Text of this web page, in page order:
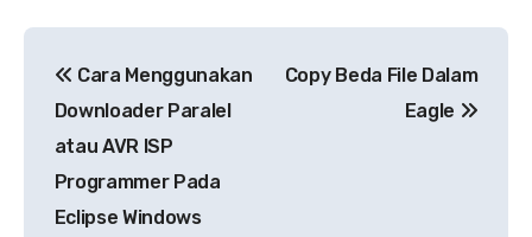
pos
Cara Menggunakan
Downloader Paralel
atau AVR ISP
Programmer Pada
Eclipse Windows
Copy Beda File Dalam
Eagle